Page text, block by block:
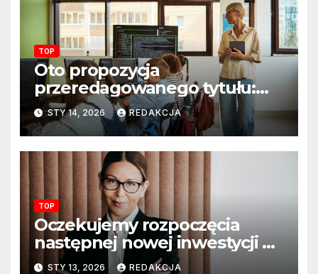
TOP
Oto propozycja
przeredagowanego tytułu:
Resort edukacji szkoli
nauczycieli z wykorzystania
sztucznej inteligencji. AI
pojawi się na zajęciach
szkolnych
STY 14, 2026 REDAKCJA
TOP
Oczekujemy rozpoczęcia
następnej nowej inwestycji w
ciągu najbliższego półrocza
STY 13, 2026 REDAKCJA